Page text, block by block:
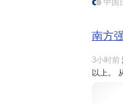
中国
南方
3小时前
以上。